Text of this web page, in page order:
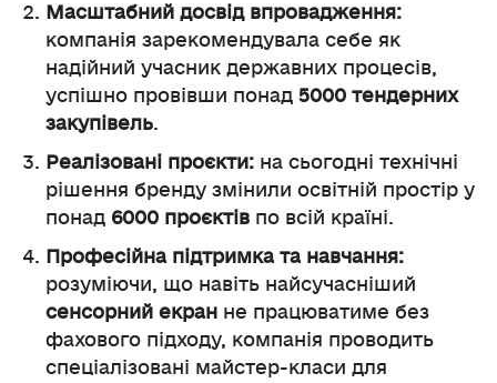
Масштабний досвід впровадження:
компанія зарекомендувала себе як
надійний учасник державних процесів,
успішно провівши понад 5000 тендерних
закупівель.
Реалізовані проєкти: на сьогодні технічні
рішення бренду змінили освітній простір у
понад 6000 проєктів по всій країні.
Професійна підтримка та навчання:
розуміючи, що навіть найсучасніший
сенсорний екран не працюватиме без
фахового підходу, компанія проводить
спеціалізовані майстер-класи для